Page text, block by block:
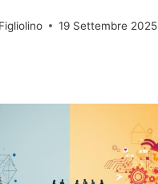
19 Settembre 2025